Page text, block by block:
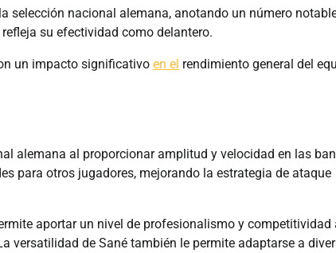
selección nacional alemana, anotando un número
su efectividad como delantero.
un impacto significativo en el rendimiento general del
alemana al proporcionar amplitud y velocidad en las
para otros jugadores, mejorando la estrategia de ataque
aportar un nivel de profesionalismo y competitividad
versatilidad de Sané también le permite adaptarse a